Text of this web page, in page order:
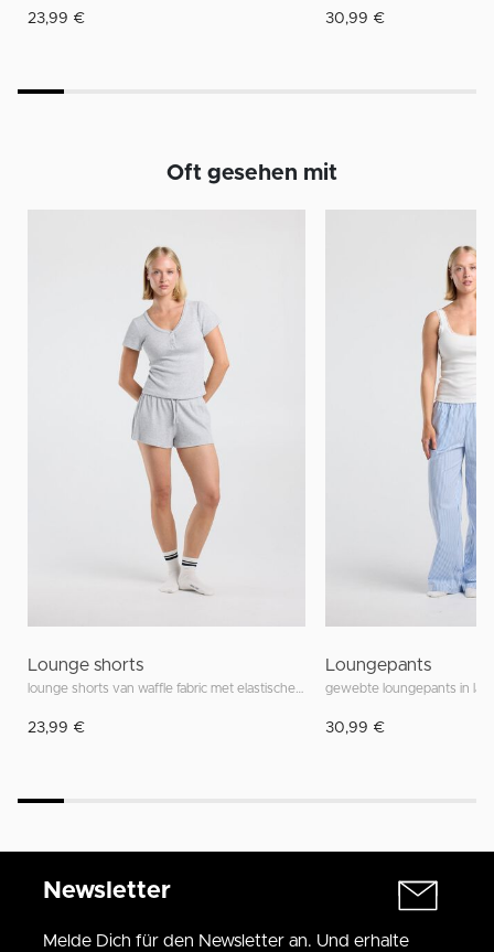
23,99 € 30,99 €
Oft gesehen mit
Lounge shorts
23,99 €
Loungepants
gewebte loungepants in
30,99 €
Newsletter
Melde Dich für den Newsletter an. Und erhalte